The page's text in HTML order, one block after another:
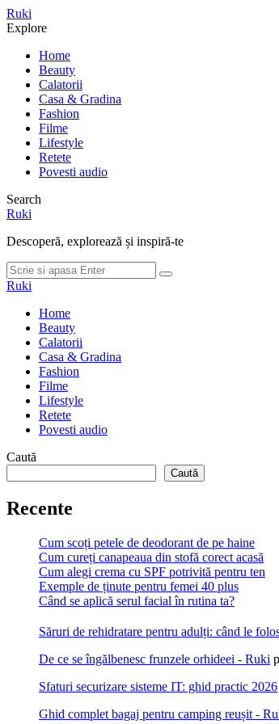
Meniu
Ruki
Cauta
Explore
Home
Beauty
Calatorii
Casa & Gradina
Fashion
Filme
Lifestyle
Retete
Povesti audio
Search
Ruki
Descoperă, explorează și inspiră-te
Cauta
dupa:
Cauta
Ruki
Home
Beauty
Calatorii
Casa & Gradina
Fashion
Filme
Lifestyle
Retete
Povesti audio
Caută
Caută
Recente
Cum scoți petele de deodorant de pe haine
Cum cureți canapeaua din stofă corect acasă
Cum alegi crema cu SPF potrivită pentru ten
Exemple de ținute pentru femei 40 plus
Când se aplică serul facial în rutina ta?
Săruri de rehidratare pentru adulți: când le
De ce se îngălbenesc frunzele orhideei - Ruki
Sfaturi securizare sisteme IT: ghid practic 2026
Ghid complet bagaj pentru camping reușit -